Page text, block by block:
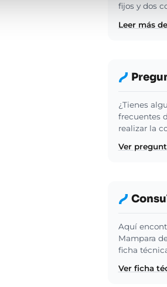
fijos y dos
Leer más
¿Tienes
frecuentes
realizar la
Ver
Aquí
Mampara
ficha
Ver ficha